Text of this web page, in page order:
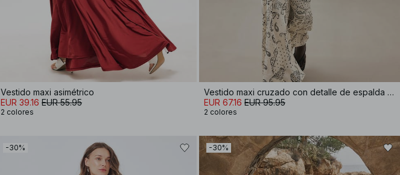
Vestido maxi asimétrico
EUR 39.16 EUR 55.95
2 colores
Vestido maxi cruzado con detalle de espalda halter
EUR 67.16 EUR 95.95
2 colores
-30% -30%